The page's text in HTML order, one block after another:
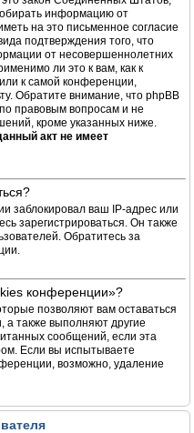
информацию от
на это письменное согласие
подтверждения того, что
от несовершеннолетних
ли это к вам, как к
к самой конференции,
Обратите внимание, что phpBB
правовым вопросам и не
кроме указанных ниже.
акт не имеет
заблокировал ваш IP-адрес или
зарегистрироваться. Он также
Обратитесь за
конференции»?
позволяют вам оставаться
а также выполняют другие
сообщений, если эта
Если вы испытываете
возможно, удаление